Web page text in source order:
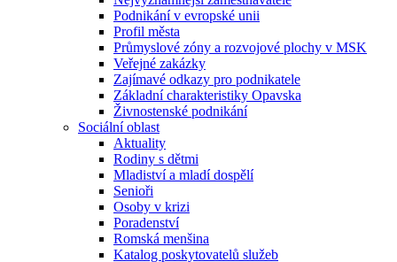
Podnikání v evropské unii
Profil města
Průmyslové zóny a rozvojové plochy v MSK
Veřejné zakázky
Zajímavé odkazy pro podnikatele
Základní charakteristiky Opavska
Živnostenské podnikání
Sociální oblast
Aktuality
Rodiny s dětmi
Mladiství a mladí dospělí
Senioři
Osoby v krizi
Poradenství
Romská menšina
Katalog poskytovatelů služeb